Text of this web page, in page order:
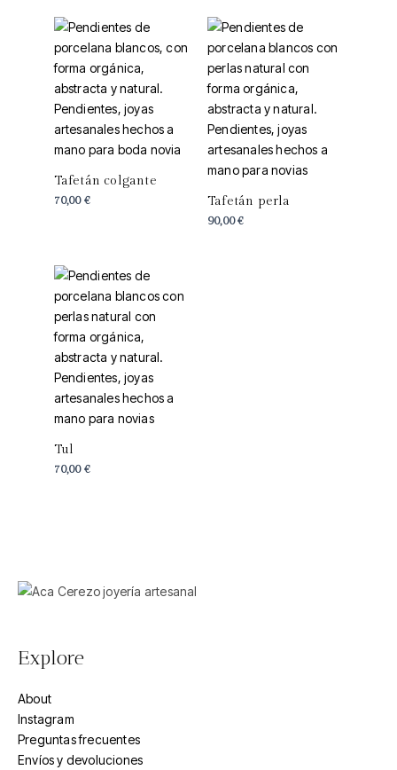
Tafetán colgante
70,00 € Tafetán perla
90,00€
Tul
70,00 €
Explore
About
Instagram
Preguntas frecuentes
Envíos y devoluciones